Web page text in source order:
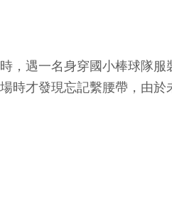
，遇一名身穿國小棒球隊
時才發現忘記繫腰帶，由於